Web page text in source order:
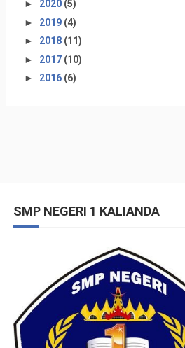
► 2020 (5)
► 2019 (4)
► 2018 (11)
► 2017 (10)
► 2016 (6)
SMP NEGERI 1 KALIANDA